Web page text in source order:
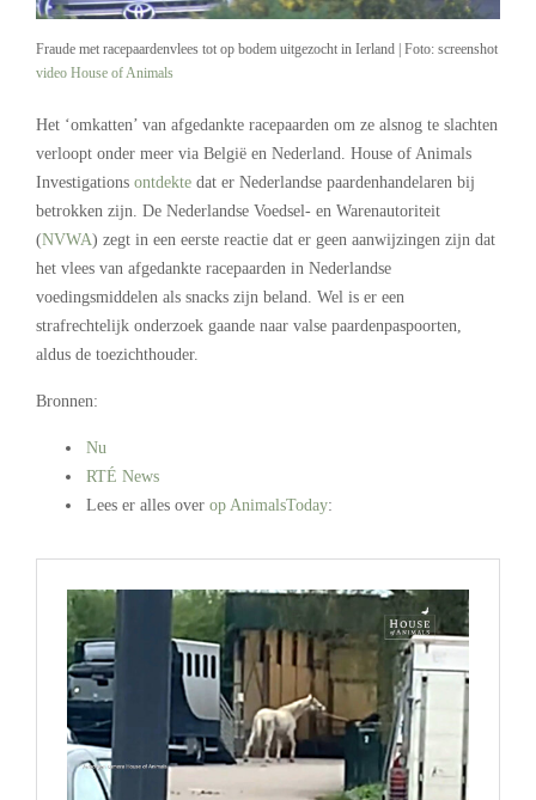
Fraude met racepaardenvlees tot op bodem uitgezocht in Ierland | Foto: screenshot
video House of Animals
Het ‘omkatten’ van afgedankte racepaarden om ze alsnog te slachten
verloopt onder meer via België en Nederland. House of Animals
Investigations ontdekte dat er Nederlandse paardenhandelaren bij
betrokken zijn. De Nederlandse Voedsel- en Warenautoriteit
(NVWA) zegt in een eerste reactie dat er geen aanwijzingen zijn dat
het vlees van afgedankte racepaarden in Nederlandse
voedingsmiddelen als snacks zijn beland. Wel is er een
strafrechtelijk onderzoek gaande naar valse paardenpaspoorten,
aldus de toezichthouder.
Bronnen:
Nu
RTÉ News
Lees er alles over op AnimalsToday: